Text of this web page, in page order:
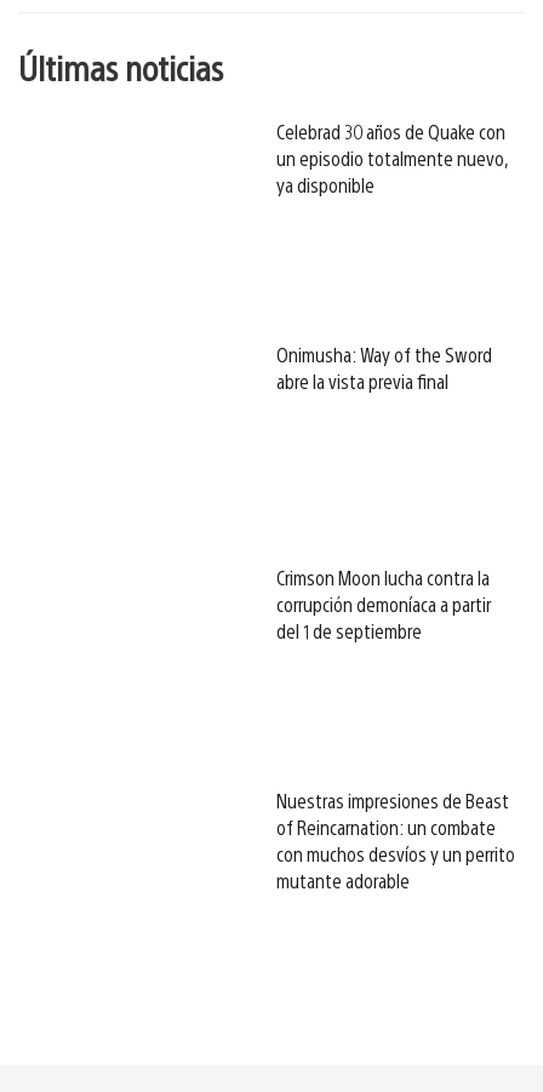
Últimas noticias
Celebrad 30 años de Quake con
un episodio totalmente nuevo,
ya disponible
Onimusha: Way of the Sword
abre la vista previa final
Crimson Moon lucha contra la
corrupción demoníaca a partir
del 1 de septiembre
Nuestras impresiones de Beast
of Reincarnation: un combate
con muchos desvíos y un perrito
mutante adorable